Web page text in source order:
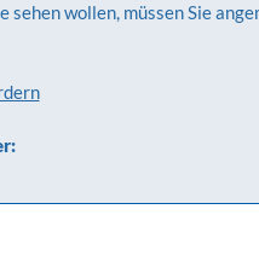
sehen wollen, müssen Sie